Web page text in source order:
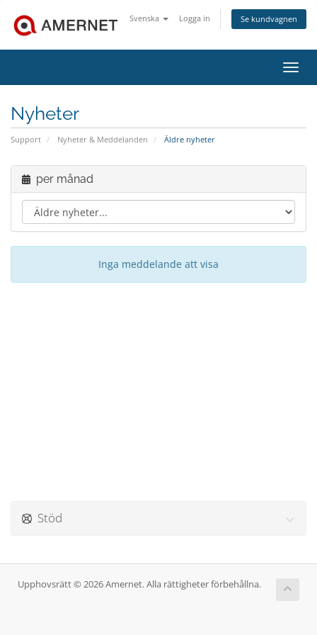
Svenska Logga in Se kundvagnen
Nyheter
Support Nyheter & Meddelanden Äldre nyheter
per månad
Inga meddelande att visa
Stöd
Upphovsrätt © 2026 Amernet. Alla rättigheter förbehållna.